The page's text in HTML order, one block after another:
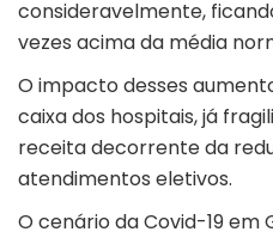
consideravelmente,
vezes acima da média
O impacto desses
caixa dos hospitais, já
receita decorrente da
atendimentos eletivos.
O cenário da Covid-19 em